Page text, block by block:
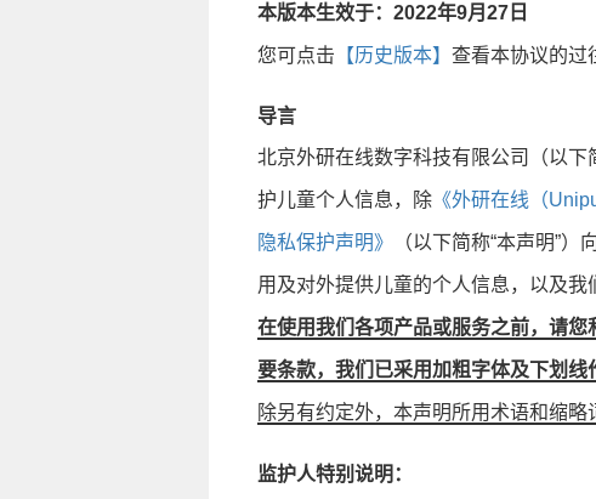
本版本生效于：2022年9月27日
您可点击 【历史版本】 查看本协议的过
导言
北京外研在线数字科技有限公司（以下
护儿童个人信息，除 《外研在线（
隐私保护声明》 （以下简称“本声明”
用及对外提供儿童的个人信息，以及我
在使用我们各项产品或服务之前，请
要条款，我们已采用加粗字体及下划线
除另有约定外，本声明所用术语和缩略
监护人特别说明：